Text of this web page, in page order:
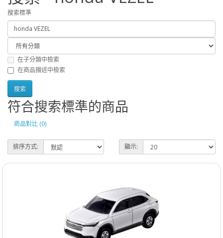
搜索標準
在子分類中檢索
在商品描述中檢索
符合搜索標準的商品
商品對比 (0)
排序方式: 顯示: